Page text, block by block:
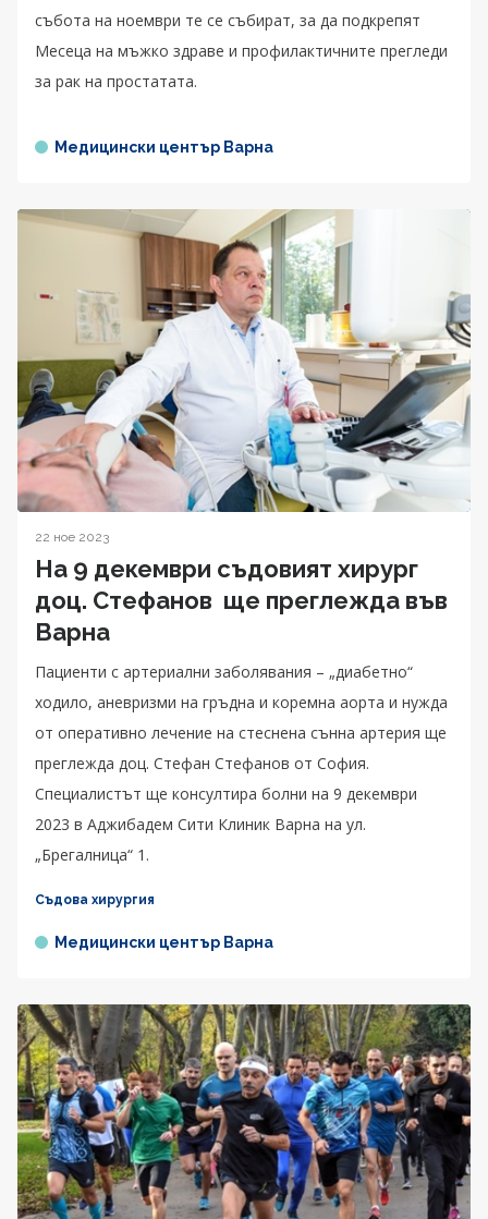
събота на ноември те се събират, за да подкрепят
Месеца на мъжко здраве и профилактичните прегледи
за рак на простатата.
Медицински център Варна
22 ное 2023
На 9 декември съдовият хирург
доц. Стефанов ще преглежда във
Варна
Пациенти с артериални заболявания – „диабетно“
ходило, аневризми на гръдна и коремна аорта и нужда
от оперативно лечение на стеснена сънна артерия ще
преглежда доц. Стефан Стефанов от София.
Специалистът ще консултира болни на 9 декември
2023 в Аджибадем Сити Клиник Варна на ул.
„Брегалница“ 1.
Съдова хирургия
Медицински център Варна